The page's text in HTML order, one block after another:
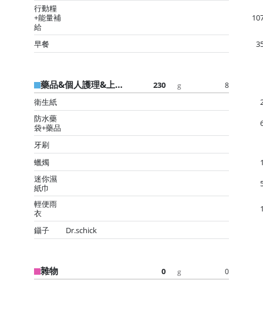
行動糧
+能量補
給
早餐
藥品&個人護理&上廁所用 230 g 8
衛生紙
防水藥
袋+藥品
牙刷
蠟燭
迷你濕
紙巾
輕便雨
衣
鑷子 Dr.schick
雜物 0 g 0